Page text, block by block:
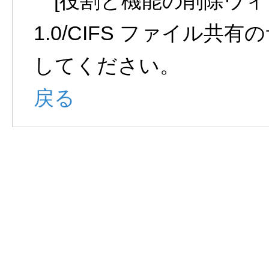
1.0/CIFS ファイル共有
してください。
戻る